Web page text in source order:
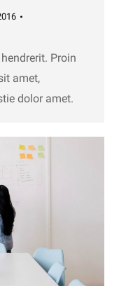
Proin
amet,
dolor amet.